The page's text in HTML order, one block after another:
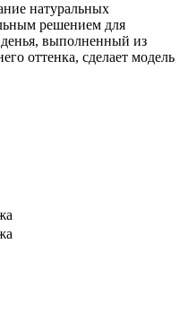
натуральных
решением для
выполненный из
оттенка, сделает модель